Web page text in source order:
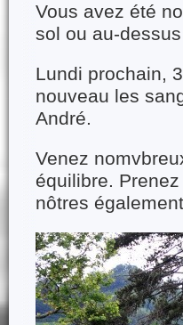
Vous avez été
sol ou au-
Lundi prochain,
nouveau les
André.
Venez
équilibre.
nôtres